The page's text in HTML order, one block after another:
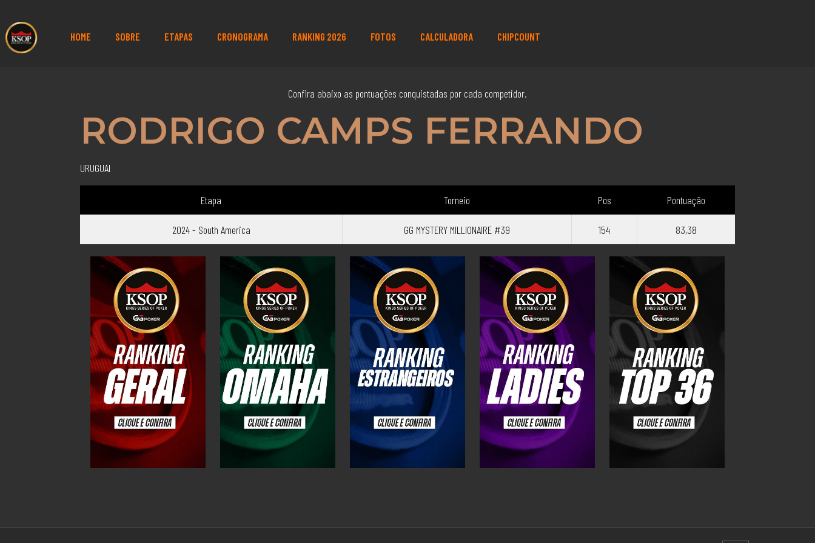
HOME SOBRE ETAPAS CRONOGRAMA RANKING 2026 FOTOS CALCULADORA CHIPCOUNT
Confira abaixo as pontuações conquistadas por cada competidor.
RODRIGO CAMPS FERRANDO
URUGUAI
Etapa Torneio Pos Pontuação
2024 - South America GG MYSTERY MILLIONAIRE #39 154 83,38